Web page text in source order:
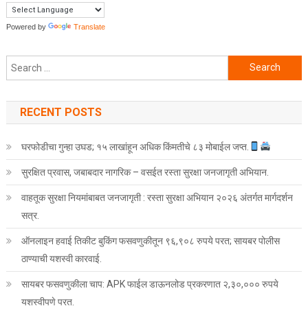
Powered by Translate
Search for:
RECENT POSTS
घरफोडीचा गुन्हा उघड; १५ लाखांहून अधिक किंमतीचे ८३ मोबाईल जप्त.
सुरक्षित प्रवास, जबाबदार नागरिक – वसईत रस्ता सुरक्षा जनजागृती अभियान.
वाहतूक सुरक्षा नियमांबाबत जनजागृती : रस्ता सुरक्षा अभियान २०२६ अंतर्गत मार्गदर्शन
सत्र.
ऑनलाइन हवाई तिकीट बुकिंग फसवणुकीतून ९६,९०८ रुपये परत; सायबर पोलीस
ठाण्याची यशस्वी कारवाई.
सायबर फसवणुकीला चाप: APK फाईल डाऊनलोड प्रकरणात २,३०,००० रुपये
यशस्वीपणे परत.